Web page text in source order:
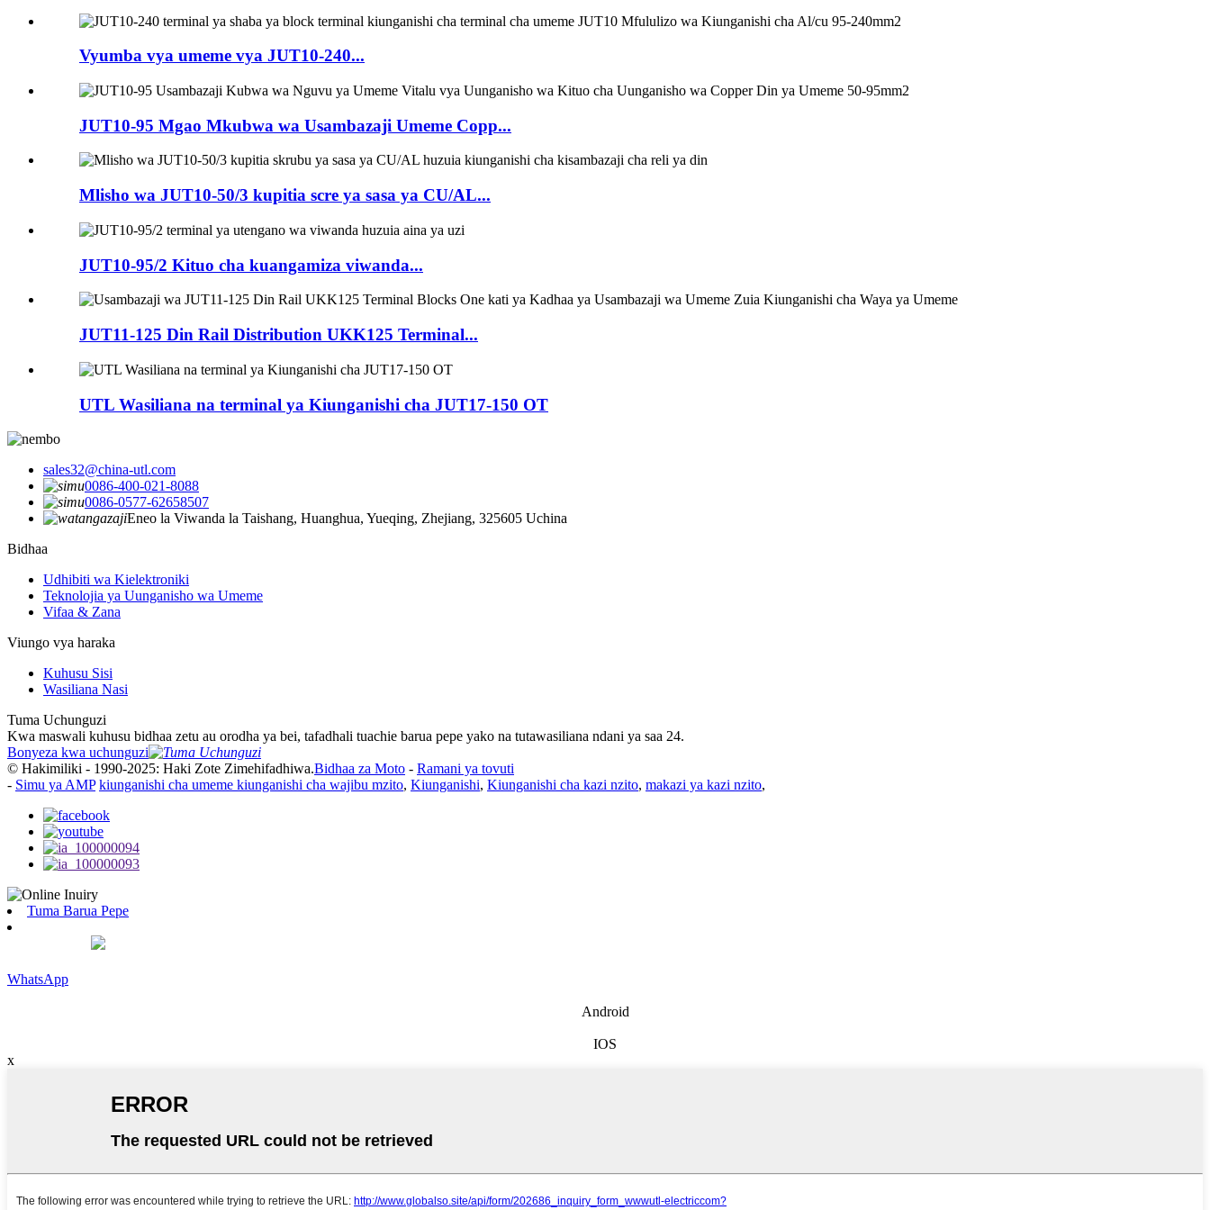
Vyumba vya umeme vya JUT10-240...
JUT10-95 Mgao Mkubwa wa Usambazaji Umeme Copp...
Mlisho wa JUT10-50/3 kupitia scre ya sasa ya CU/AL...
JUT10-95/2 Kituo cha kuangamiza viwanda...
JUT11-125 Din Rail Distribution UKK125 Terminal...
UTL Wasiliana na terminal ya Kiunganishi cha JUT17-150 OT
sales32@china-utl.com
0086-400-021-8088
0086-0577-62658507
Eneo la Viwanda la Taishang, Huanghua, Yueqing, Zhejiang, 325605 Uchina
Bidhaa
Udhibiti wa Kielektroniki
Teknolojia ya Uunganisho wa Umeme
Vifaa & Zana
Viungo vya haraka
Kuhusu Sisi
Wasiliana Nasi
Tuma Uchunguzi
Kwa maswali kuhusu bidhaa zetu au orodha ya bei, tafadhali tuachie barua pepe yako na tutawasiliana ndani ya saa 24.
Bonyeza kwa uchunguzi
© Hakimiliki - 1990-2025: Haki Zote Zimehifadhiwa.Bidhaa za Moto - Ramani ya tovuti
- Simu ya AMP kiunganishi cha umeme kiunganishi cha wajibu mzito, Kiunganishi, Kiunganishi cha kazi nzito, makazi ya kazi nzito,
Tuma Barua Pepe
WhatsApp
Android
IOS
x